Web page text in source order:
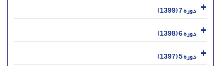
دوره 7 (1399)
دوره 6 (1398)
دوره 5 (1397)